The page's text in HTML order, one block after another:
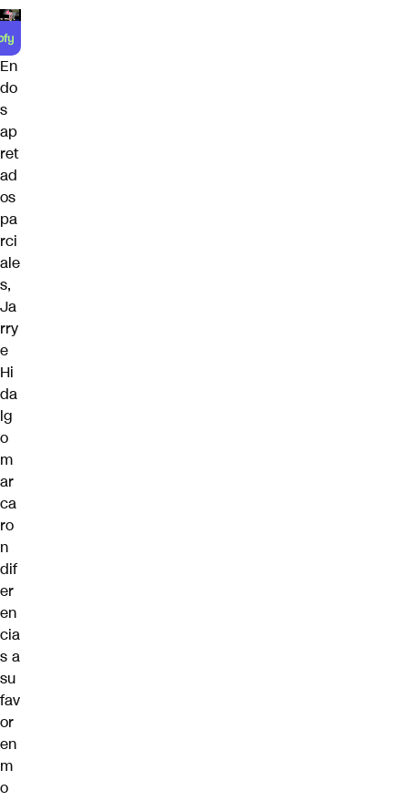
En
do
s
ap
ret
ad
os
pa
rci
ale
s,
Ja
rry
e
Hi
da
lg
o
m
ar
ca
ro
n
dif
er
en
cia
s a
su
fav
or
en
m
o